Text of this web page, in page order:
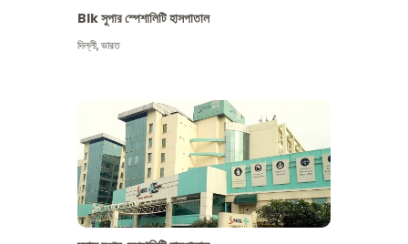
Blk সুপার স্পেশালিটি হাসপাতাল
দিল্লী,ভারত